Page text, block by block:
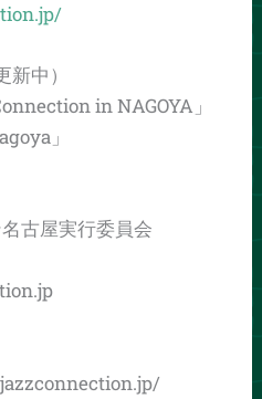
中）
in NAGOYA」
」
古屋実行委員会